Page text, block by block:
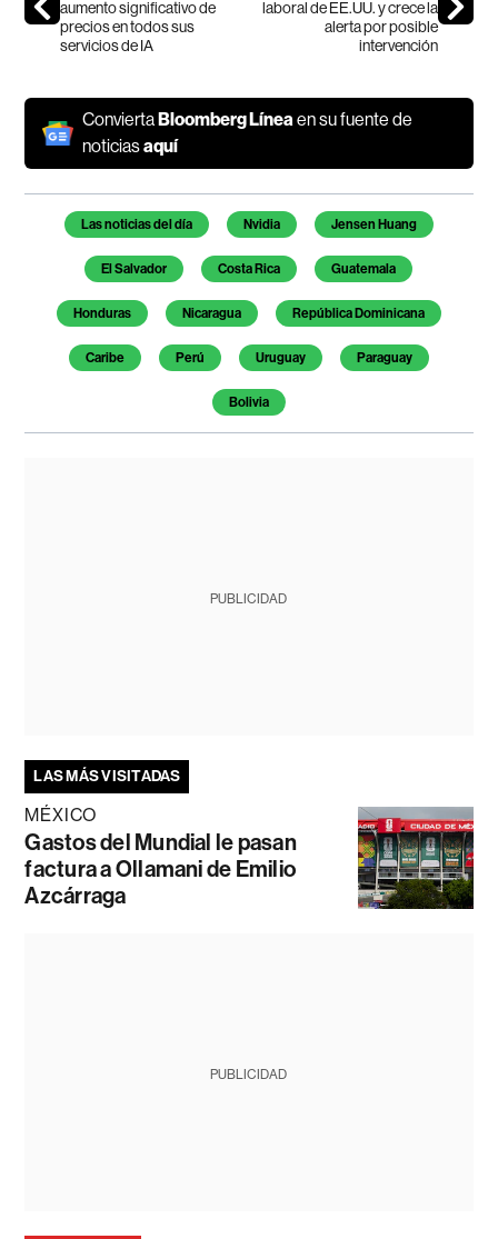
aumento significativo de
precios en todos sus
servicios de IA
laboral de EE.UU. y crece la
alerta por posible
intervención
ConviertaBloomberg Líneaen su fuente de
noticiasaquí
Temas de este artículo
Las noticias del día Nvidia Jensen Huang
El Salvador Costa Rica Guatemala
Honduras Nicaragua República Dominicana
Caribe Perú Uruguay Paraguay
Bolivia
PUBLICIDAD
LAS MÁS VISITADAS
MÉXICO
Gastos del Mundial le pasan
factura a Ollamani de Emilio
Azcárraga
PUBLICIDAD